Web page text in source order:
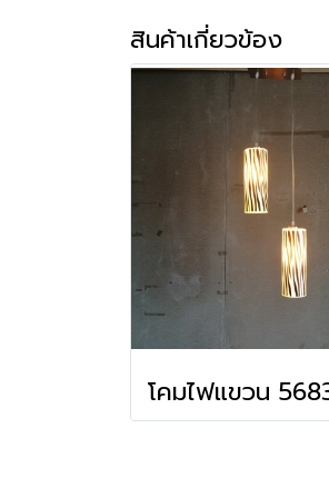
สินค้าเกี่ยวข้อง